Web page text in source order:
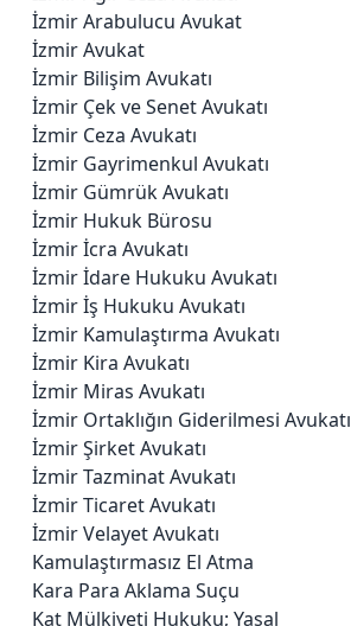
İzmir Arabulucu Avukat
İzmir Avukat
İzmir Bilişim Avukatı
İzmir Çek ve Senet Avukatı
İzmir Ceza Avukatı
İzmir Gayrimenkul Avukatı
İzmir Gümrük Avukatı
İzmir Hukuk Bürosu
İzmir İcra Avukatı
İzmir İdare Hukuku Avukatı
İzmir İş Hukuku Avukatı
İzmir Kamulaştırma Avukatı
İzmir Kira Avukatı
İzmir Miras Avukatı
İzmir Ortaklığın Giderilmesi Avukatı
İzmir Şirket Avukatı
İzmir Tazminat Avukatı
İzmir Ticaret Avukatı
İzmir Velayet Avukatı
Kamulaştırmasız El Atma
Kara Para Aklama Suçu
Kat Mülkiyeti Hukuku; Yasal